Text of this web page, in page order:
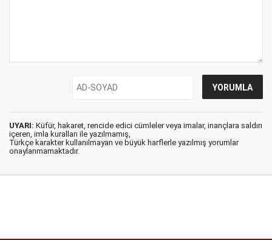
UYARI: Küfür, hakaret, rencide edici cümleler veya imalar, inançlara saldırı
içeren, imla kuralları ile yazılmamış,
Türkçe karakter kullanılmayan ve büyük harflerle yazılmış yorumlar
onaylanmamaktadır.